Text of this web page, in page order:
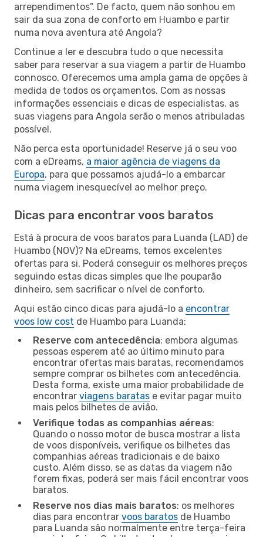
arrependimentos”. De facto, quem não sonhou em
sair da sua zona de conforto em Huambo e partir
numa nova aventura até Angola?
Continue a ler e descubra tudo o que necessita
saber para reservar a sua viagem a partir de Huambo
connosco. Oferecemos uma ampla gama de opções à
medida de todos os orçamentos. Com as nossas
informações essenciais e dicas de especialistas, as
suas viagens para Angola serão o menos atribuladas
possível.
Não perca esta oportunidade! Reserve já o seu voo
com a eDreams, a maior agência de viagens da
Europa, para que possamos ajudá-lo a embarcar
numa viagem inesquecível ao melhor preço.
Dicas para encontrar voos baratos
Está à procura de voos baratos para Luanda (LAD) de
Huambo (NOV)? Na eDreams, temos excelentes
ofertas para si. Poderá conseguir os melhores preços
seguindo estas dicas simples que lhe pouparão
dinheiro, sem sacrificar o nível de conforto.
Aqui estão cinco dicas para ajudá-lo a encontrar
voos low cost de Huambo para Luanda:
Reserve com antecedência: embora algumas
pessoas esperem até ao último minuto para
encontrar ofertas mais baratas, recomendamos
sempre comprar os bilhetes com antecedência.
Desta forma, existe uma maior probabilidade de
encontrar viagens baratas e evitar pagar muito
mais pelos bilhetes de avião.
Verifique todas as companhias aéreas:
Quando o nosso motor de busca mostrar a lista
de voos disponíveis, verifique os bilhetes das
companhias aéreas tradicionais e de baixo
custo. Além disso, se as datas da viagem não
forem fixas, poderá ser mais fácil encontrar voos
baratos.
Reserve nos dias mais baratos: os melhores
dias para encontrar voos baratos de Huambo
para Luanda são normalmente entre terça-feira